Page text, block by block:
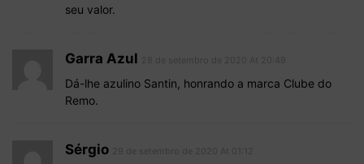
seu valor.
Garra Azul
Dá-lhe azulino Santin, honrando a marca Clube do
Remo.
Sérgio